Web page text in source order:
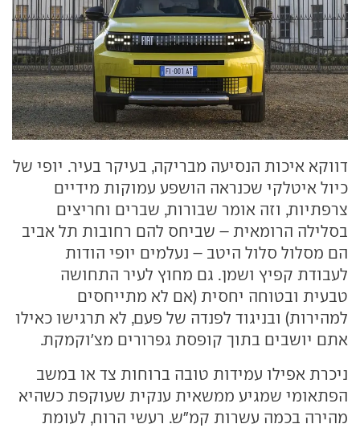
דווקא איכות הנסיעה מבריקה, בעיקר בעיר. יופי של
כיול איטלקי שכנראה הושפע עמוקות מידיים
צרפתיות, וזה אומר שבורות, שברים וחריצים
בסלילה הרומאית – שביחס להם רחובות תל אביב
הם מסלול סלול היטב – נעלמים יופי הודות
לעבודת קפיץ ושמן. גם מחוץ לעיר התחושה
טבעית ובטוחה יחסית (אם לא מתייחסים
למהירות) ובניגוד לפנדה של פעם, לא תרגישו כאילו
אתם יושבים בתוך קופסת גפרורים מצ'וקמקת.
ניכרת אפילו עמידות טובה ברוחות צד או במשב
הפתאומי שמגיע ממשאית ענקית שעוקפת כשהיא
מהירה בכמה עשרות קמ"ש. רעשי הרוח, לעומת